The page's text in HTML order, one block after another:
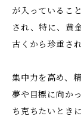
が入っているこ
され、特に、黄
古くから珍重さ
集中力を高め、
夢や目標に向か
ち克ちたいとき